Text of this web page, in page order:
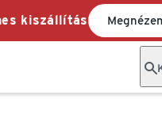
kiszállítás